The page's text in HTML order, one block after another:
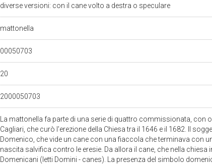
diverse versioni: con il cane volto a destra o speculare
mattonella
00050703
20
2000050703
La mattonella fa parte di una serie di quattro commissionata, con
Cagliari, che curò l'erezione della Chiesa tra il 1646 e il 1682. Il
Domenico, che vide un cane con una fiaccola che terminava con
nascita salvifica contro le eresie. Da allora il cane, che nella
Domenicani (letti Domini - canes). La presenza del simbolo